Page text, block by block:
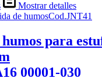
Mostrar detalles
para
00001-030